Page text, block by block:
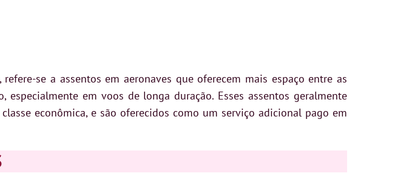
, refere-se a assentos em aeronaves que oferecem mais espaço entre as
em voos de longa duração. Esses assentos geralmente
econômica, e são oferecidos como um serviço adicional pago em